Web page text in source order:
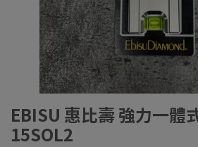
EBISU 惠比壽 強力一體
15SOL2